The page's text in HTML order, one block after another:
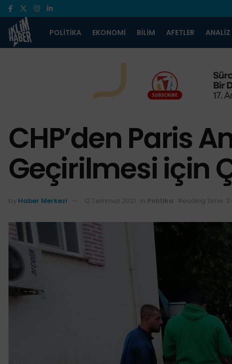
POLITIKA EKONOMI BILIM AFETLER ANALIZ
CHP’den Paris
Geçirilmesi için
by Haber Merkezi 12 Temmuz 2021 in Politika Reading Time: